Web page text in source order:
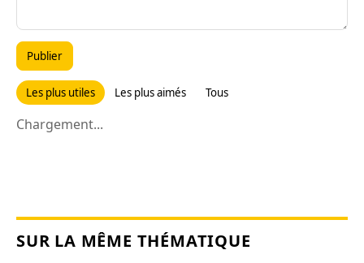
Publier
Les plus utiles Les plus aimés Tous
Chargement...
SUR LA MÊME THÉMATIQUE